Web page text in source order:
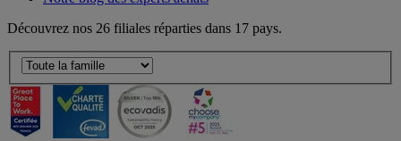
Découvrez nos 26 filiales réparties dans 17 pays.